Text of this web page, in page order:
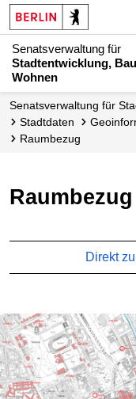
Senatsverwaltung für
Stadtentwicklung,
Wohnen
Senats­verwaltung für
Stadtdaten
Raumbezug
Raumbezug
Direkt